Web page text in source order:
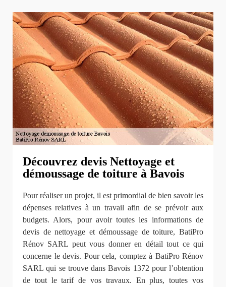
Découvrez devis Nettoyage et
démoussage de toiture à Bavois
Pour réaliser un projet, il est primordial de bien savoir les
dépenses relatives à un travail afin de se prévoir aux
budgets. Alors, pour avoir toutes les informations de
devis de nettoyage et démoussage de toiture, BatiPro
Rénov SARL peut vous donner en détail tout ce qui
concerne le devis. Pour cela, comptez à BatiPro Rénov
SARL qui se trouve dans Bavois 1372 pour l’obtention
de tout le tarif de vos travaux. En plus, toutes vos